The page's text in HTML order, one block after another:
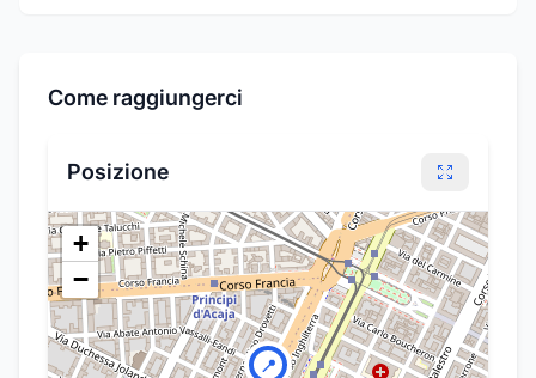
Come raggiungerci
Posizione
📍
+
−